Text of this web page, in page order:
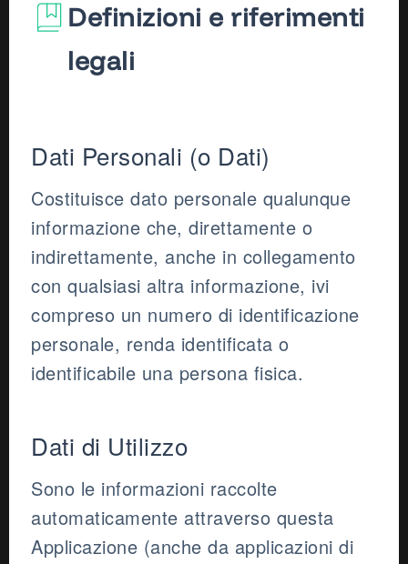
Definizioni e riferimenti
legali
Dati Personali (o Dati)
Costituisce dato personale qualunque
informazione che, direttamente o
indirettamente, anche in collegamento
con qualsiasi altra informazione, ivi
compreso un numero di identificazione
personale, renda identificata o
identificabile una persona fisica.
Dati di Utilizzo
Sono le informazioni raccolte
automaticamente attraverso questa
Applicazione (anche da applicazioni di